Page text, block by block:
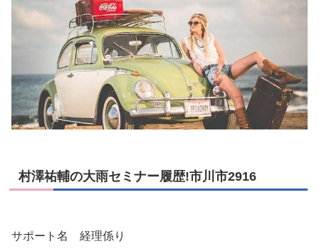
村澤祐輔の大雨セミナー履歴!市川市2916
サポート名 経理係り